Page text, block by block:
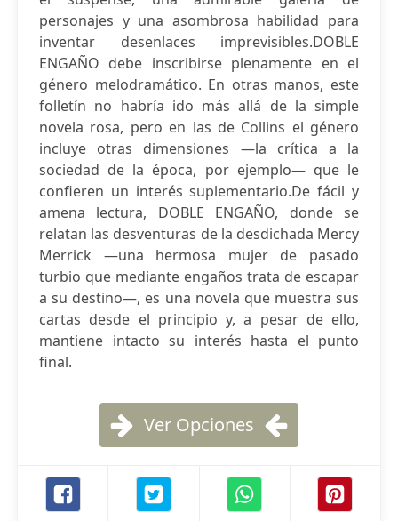
personajes y una asombrosa habilidad para
inventar desenlaces imprevisibles.DOBLE
ENGAÑO debe inscribirse plenamente en el
género melodramático. En otras manos, este
folletín no habría ido más allá de la simple
novela rosa, pero en las de Collins el género
incluye otras dimensiones —la crítica a la
sociedad de la época, por ejemplo— que le
confieren un interés suplementario.De fácil y
amena lectura, DOBLE ENGAÑO, donde se
relatan las desventuras de la desdichada Mercy
Merrick —una hermosa mujer de pasado
turbio que mediante engaños trata de escapar
a su destino—, es una novela que muestra sus
cartas desde el principio y, a pesar de ello,
mantiene intacto su interés hasta el punto
final.
Ver Opciones